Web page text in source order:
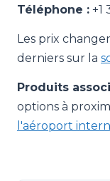
Téléphone : +1
Les prix
derniers sur la
Produits
options à
l'aéroport